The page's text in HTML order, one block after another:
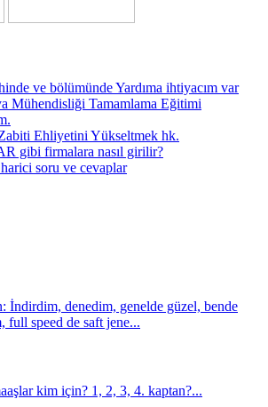
ve bölümünde Yardıma ihtiyacım var
Mühendisliği Tamamlama Eğitimi
Zabiti Ehliyetini Yükseltmek hk.
gibi firmalara nasıl girilir?
soru ve cevaplar
İndirdim, denedim, genelde güzel, bende
full speed de saft jene...
kim için? 1, 2, 3, 4. kaptan?...